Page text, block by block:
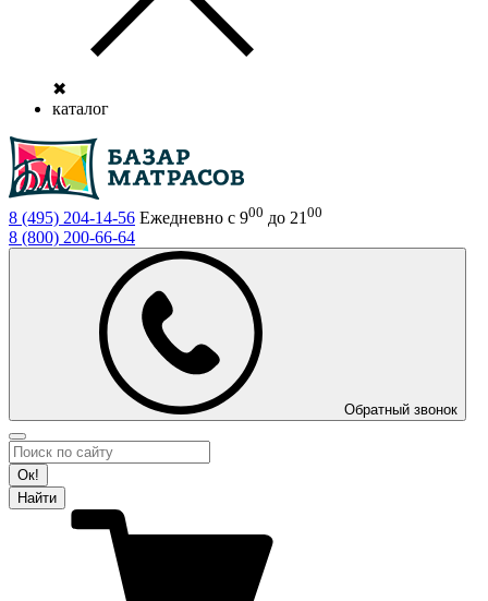
✖
каталог
8 (495) 204-14-56 Ежедневно с 900 до 21 00
8 (800) 200-66-64
Обратный звонок
Ок!
Найти